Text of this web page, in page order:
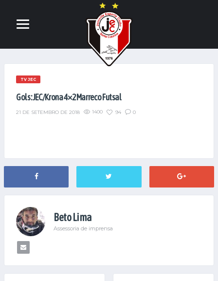
TV JEC
Gols: JEC/Krona 4×2 Marreco Futsal
21 DE SETEMBRO DE 2018 1400 94 0
Beto Lima
Assessoria de imprensa